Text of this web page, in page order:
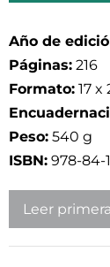
Año de
Páginas:216
Formato:17 x
Peso:540 g
ISBN:978-84-
Leer